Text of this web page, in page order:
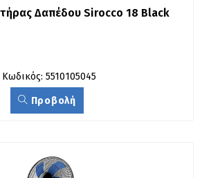
Δαπέδου Sirocco 18 Black
Κωδικός: 5510105045
Προβολή